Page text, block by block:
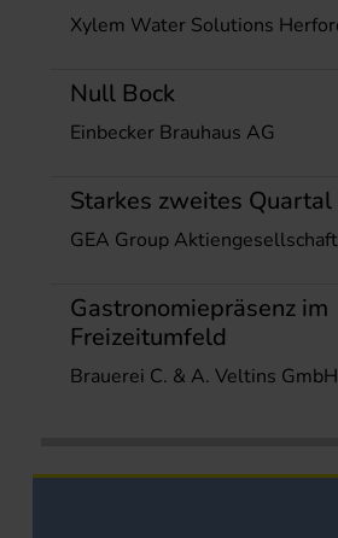
Xylem Water Solutions
Null Bock
Einbecker Brauhaus AG
Starkes zweites Quartal
GEA Group Aktiengesellschaft
Gastronomiepräsenz im
Freizeitumfeld
Brauerei C. & A. Veltins